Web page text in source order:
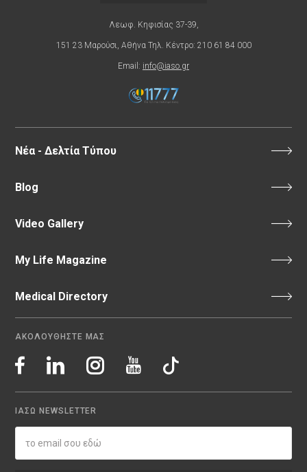
Λεωφ. Κηφισίας 37-39,
151 23 Μαρούσι, Αθήνα Τηλ. Κέντρο: 210 61 84 000
Email: info@iaso.gr
Νέα - Δελτία Τύπου
Blog
Video Gallery
My Life Magazine
Medical Directory
ΑΚΟΛΟΥΘΗΣΤΕ ΜΑΣ
ΙΑΣΩ NEWSLETTER